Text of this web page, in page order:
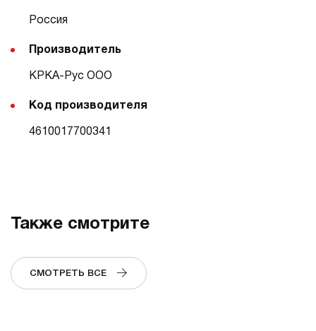
Россия
Производитель
КРКА-Рус ООО
Код производителя
4610017700341
Также смотрите
СМОТРЕТЬ ВСЕ